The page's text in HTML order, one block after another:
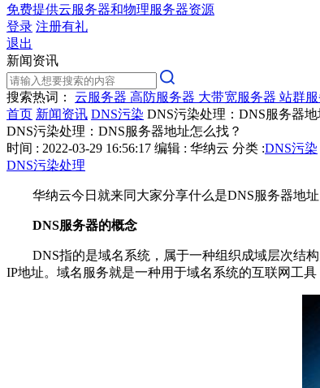
免费提供云服务器和物理服务器资源
登录 注册有礼
退出
新闻资讯
搜索热词： 云服务器 高防服务器 大带宽服务器 站群
首页 新闻资讯 DNS污染 DNS污染处理：DNS服务器地
DNS污染处理：DNS服务器地址怎么找？
时间 : 2022-03-29 16:56:17 编辑 : 华纳云 分类 :DNS污染
DNS污染处理
华纳云今日就来同大家分享什么是DNS服务器地
DNS服务器的概念
DNS指的是域名系统，属于一种组织成域层次结
IP地址。域名服务就是一种用于域名系统的互联网工